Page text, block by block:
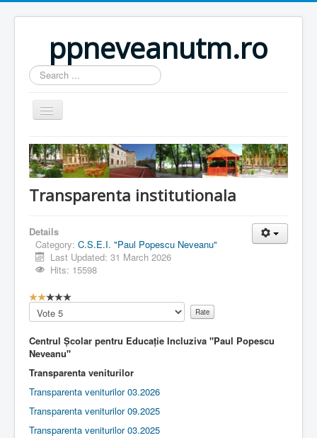
ppneveanutm.ro
Search
...
Home
Resurse
Publicatii
Galerie foto
Activitati
Anunturi
Contact
Lectii e-learning
Resurse-educationale
Transparenta institutionala
Details
Category: C.S.E.I. "Paul Popescu Neveanu"
Last Updated: 31 March 2026
Hits: 15598
U
s
e
R
a
t
n
g
Please
Rate
Centrul Școlar pentru Educație Incluziva "Paul Popescu
Neveanu"
Transparenta veniturilor
Transparenta veniturilor 03.2026
Transparenta veniturilor 09.2025
Transparenta veniturilor 03.2025